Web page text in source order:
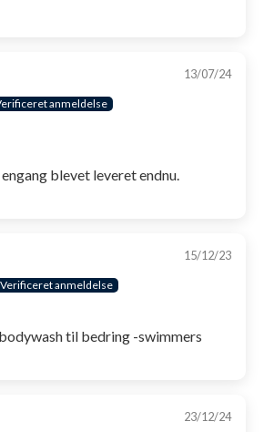
Limonene, Parfum
13/07/24
blevet leveret endnu.
15/12/23
til bedring -swimmers
23/12/24